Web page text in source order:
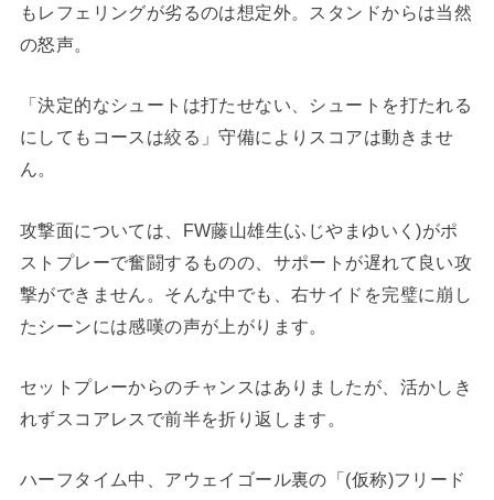
もレフェリングが劣るのは想定外。スタンドからは当然
の怒声。
「決定的なシュートは打たせない、シュートを打たれる
にしてもコースは絞る」守備によりスコアは動きませ
ん。
攻撃面については、FW藤山雄生(ふじやまゆいく)がポ
ストプレーで奮闘するものの、サポートが遅れて良い攻
撃ができません。そんな中でも、右サイドを完璧に崩し
たシーンには感嘆の声が上がります。
セットプレーからのチャンスはありましたが、活かしき
れずスコアレスで前半を折り返します。
ハーフタイム中、アウェイゴール裏の「(仮称)フリード